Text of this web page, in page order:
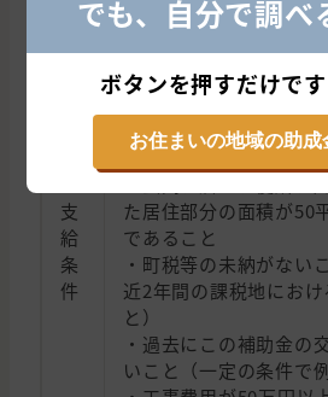
※合計で最大60万円
支
給
条
件
・申請者が50歳未満で
負担は申請者本人また
・当該住宅に5年以上継
思があること
た居住部分の面積が50
であること
・町税等の未納がない
近2年間の課税地にお
と）
・過去にこの補助金の
いこと（一定の条件で
でも、自分で調べ
ボタンを押すだけで
お住まいの地域の助成